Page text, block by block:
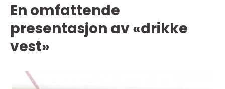
En omfattende
presentasjon av «drikke
vest»